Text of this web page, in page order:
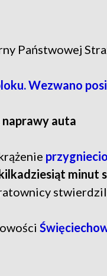
Państwowej
Wezwano
naprawy auta
minut